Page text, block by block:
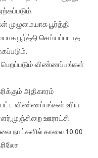
முழுமையாக பூர்த்தி
பூர்த்தி செய்யப்படாத
பெறப்படும்‌ விண்ணப்பங்கள்‌
அதிகாரம்‌
விண்ணப்பங்கள்‌ உரிய
முஞ்சிறை ஊராட்சி
நாட்களில்‌ காலை 10.00